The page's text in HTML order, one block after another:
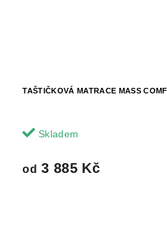
TAŠTIČKOVÁ MATRACE MASS
Skladem
od 3 885 Kč